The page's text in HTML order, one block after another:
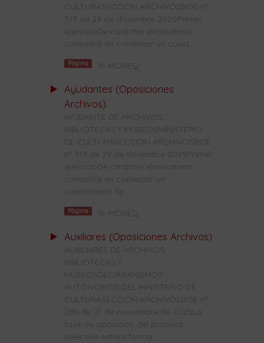
CULTURASECCIÓN ARCHIVOSBOE nº
313 de 29 de diciembre 2025Primer
ejercicioDe carácter eliminatorio,
consistirá en contestar un cuest...
Página MOREQ
Ayudantes (Oposiciones
Archivos)
AYUDANTE DE ARCHIVOS,
BIBLIOTECAS Y MUSEOSMINISTERIO
DE CULTURASECCIÓN ARCHIVOSBOE
nº 313 de 29 de diciembre 2025Primer
ejercicioDe carácter eliminatorio,
consistirá en contestar un
cuestionario tip...
Página MOREQ
Auxiliares (Oposiciones Archivos)
AUXILIARES DE ARCHIVOS,
BIBLIOTECAS Y
MUSEOSDEORGANISMOS
AUTÓNOMOS DEL MINISTERIO DE
CULTURASECCIÓN ARCHIVOSBOE nº
280 de 21 de noviembre de 2025La
fase de oposición del proceso
selectivo estará forma...